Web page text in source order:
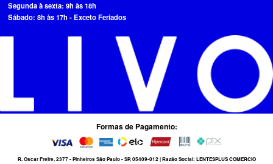
Segunda à sexta: 9h às 18h
Sábado: 8h às 17h - Exceto Feriados
Formas de Pagamento:
R. Oscar Freire, 2377 - Pinheiros São Paulo - SP, 05409-012 | Razão Social: LENTESPLUS COMERCIO